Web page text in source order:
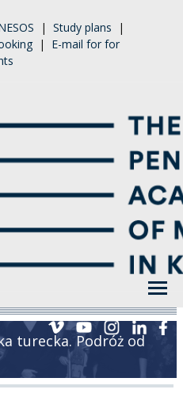
| Study plans |
| E-mail for for
turecka. Podróż od